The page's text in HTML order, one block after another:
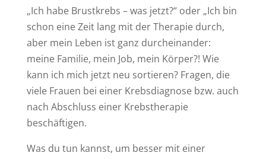
„Ich habe Brustkrebs – was jetzt?“ oder „Ich bin
schon eine Zeit lang mit der Therapie durch,
aber mein Leben ist ganz durcheinander:
meine Familie, mein Job, mein Körper?! Wie
kann ich mich jetzt neu sortieren? Fragen, die
viele Frauen bei einer Krebsdiagnose bzw. auch
nach Abschluss einer Krebstherapie
beschäftigen.
Was du tun kannst, um besser mit einer